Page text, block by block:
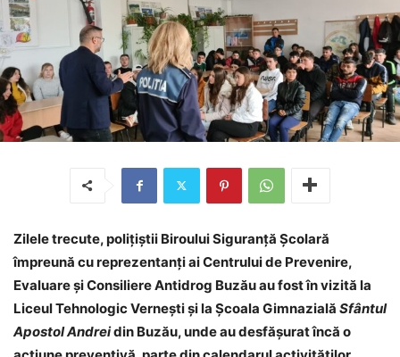
Zilele trecute, polițiștii Biroului Siguranță Școlară
împreună cu reprezentanți ai Centrului de Prevenire,
Evaluare și Consiliere Antidrog Buzău au fost în vizită la
Liceul Tehnologic Vernești și la Școala Gimnazială Sfântul
Apostol Andreidin Buzău, unde au desfășurat încă o